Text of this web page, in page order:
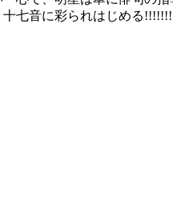
七音に彩られはじめる!!!!!!!